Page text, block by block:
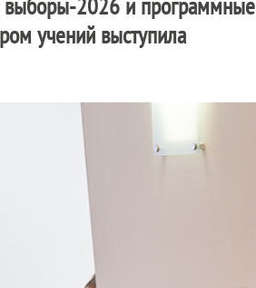
учений выступила